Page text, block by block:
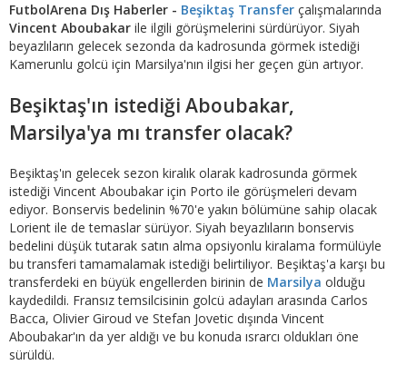
FutbolArena Dış Haberler - Beşiktaş Transfer çalışmalarında
Vincent Aboubakar ile ilgili görüşmelerini sürdürüyor. Siyah
beyazlıların gelecek sezonda da kadrosunda görmek istediği
Kamerunlu golcü için Marsilya'nın ilgisi her geçen gün artıyor.
Beşiktaş'ın istediği Aboubakar,
Marsilya'ya mı transfer olacak?
Beşiktaş'ın gelecek sezon kiralık olarak kadrosunda görmek
istediği Vincent Aboubakar için Porto ile görüşmeleri devam
ediyor. Bonservis bedelinin %70'e yakın bölümüne sahip olacak
Lorient ile de temaslar sürüyor. Siyah beyazlıların bonservis
bedelini düşük tutarak satın alma opsiyonlu kiralama formülüyle
bu transferi tamamalamak istediği belirtiliyor. Beşiktaş'a karşı bu
transferdeki en büyük engellerden birinin de Marsilya olduğu
kaydedildi. Fransız temsilcisinin golcü adayları arasında Carlos
Bacca, Olivier Giroud ve Stefan Jovetic dışında Vincent
Aboubakar'ın da yer aldığı ve bu konuda ısrarcı oldukları öne
sürüldü.